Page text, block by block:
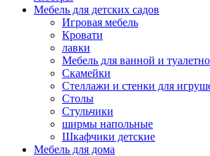
Мебель для детских садов
Игровая мебель
Кровати
лавки
Мебель для ванной и
Скамейки
Стеллажи и стенки для
Столы
Стульчики
ширмы напольные
Шкафчики детские
Мебель для дома